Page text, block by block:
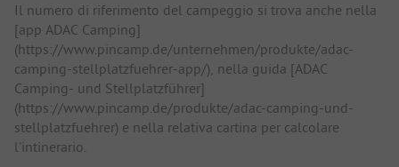
Il numero di riferimento del campeggio si trova anche nella
[app ADAC Camping]
(https://www.pincamp.de/unternehmen/produkte/adac-
camping-stellplatzfuehrer-app/), nella guida [ADAC
Camping- und Stellplatzführer]
(https://www.pincamp.de/produkte/adac-camping-und-
stellplatzfuehrer) e nella relativa cartina per calcolare
l'intinerario.